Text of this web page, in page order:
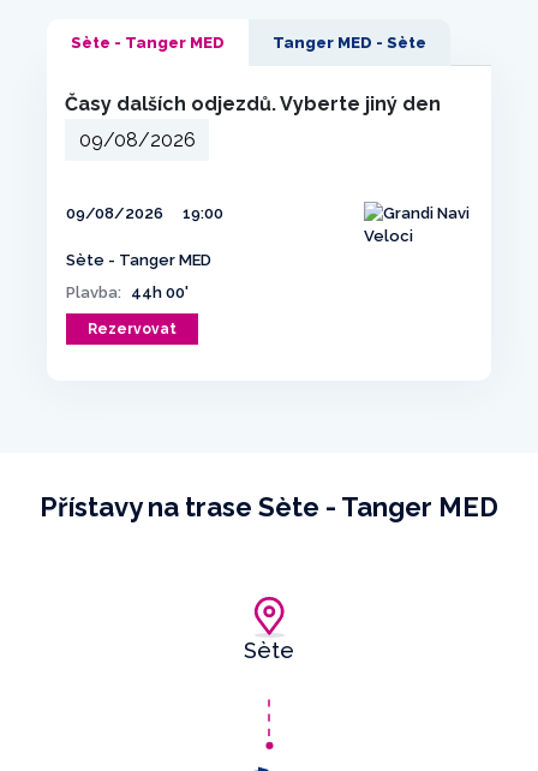
Sète - Tanger MED Tanger MED - Sète
Časy dalších odjezdů. Vyberte jiný den
09/08/2026 19:00
Sète - Tanger MED
Plavba:
44h 00'
Rezervovat
Přístavy na trase Sète - Tanger MED
Sète